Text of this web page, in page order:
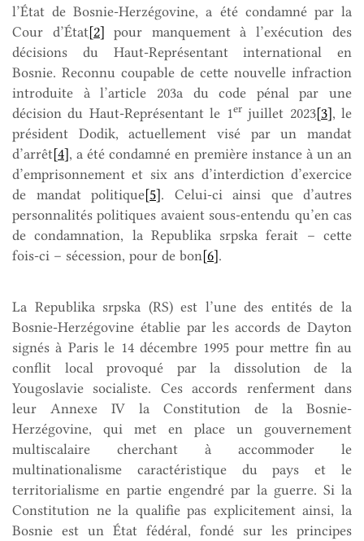
l’État de Bosnie-Herzégovine, a été condamné par la
Cour d’État[2] pour manquement à l’exécution des
décisions du Haut-Représentant international en
Bosnie. Reconnu coupable de cette nouvelle infraction
introduite à l’article 203a du code pénal par une
décision du Haut-Représentant le 1erjuillet 2023[3], le
président Dodik, actuellement visé par un mandat
d’arrêt[4], a été condamné en première instance à un an
d’emprisonnement et six ans d’interdiction d’exercice
de mandat politique[5]. Celui-ci ainsi que d’autres
personnalités politiques avaient sous-entendu qu’en cas
de condamnation, la Republika srpska ferait – cette
fois-ci – sécession, pour de bon[6].
La Republika srpska (RS) est l’une des entités de la
Bosnie-Herzégovine établie par les accords de Dayton
signés à Paris le 14 décembre 1995 pour mettre fin au
conflit local provoqué par la dissolution de la
Yougoslavie socialiste. Ces accords renferment dans
leur Annexe IV la Constitution de la Bosnie-
Herzégovine, qui met en place un gouvernement
multiscalaire cherchant à accommoder le
multinationalisme caractéristique du pays et le
territorialisme en partie engendré par la guerre. Si la
Constitution ne la qualifie pas explicitement ainsi, la
Bosnie est un État fédéral, fondé sur les principes